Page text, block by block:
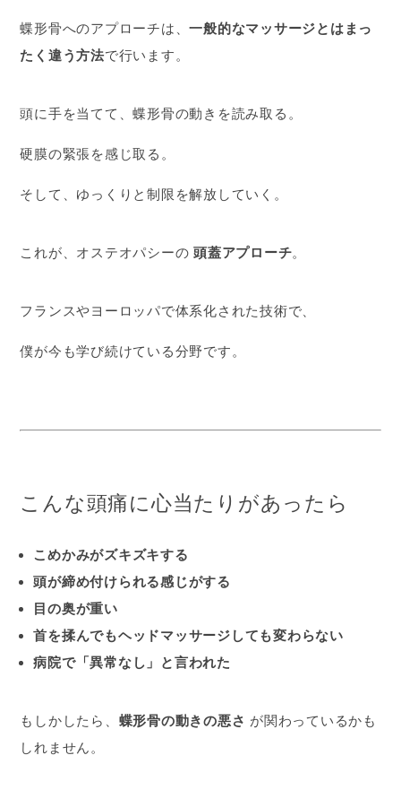
蝶形骨へのアプローチは、一般的なマッサージとはまっ
たく違う方法で行います。
頭に手を当てて、蝶形骨の動きを読み取る。
硬膜の緊張を感じ取る。
そして、ゆっくりと制限を解放していく。
これが、オステオパシーの頭蓋アプローチ。
フランスやヨーロッパで体系化された技術で、
僕が今も学び続けている分野です。
こんな頭痛に心当たりがあったら
こめかみがズキズキする
頭が締め付けられる感じがする
目の奥が重い
首を揉んでもヘッドマッサージしても変わらない
病院で「異常なし」と言われた
もしかしたら、 蝶形骨の動きの悪さ が関わっているかも
しれません。